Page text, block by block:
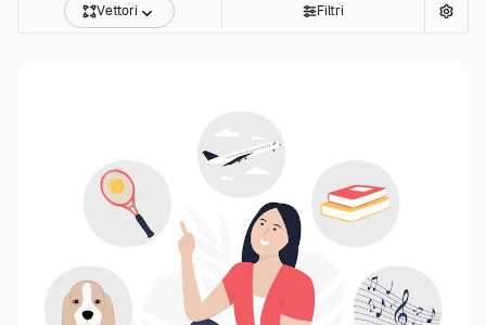
Vettori Filtri